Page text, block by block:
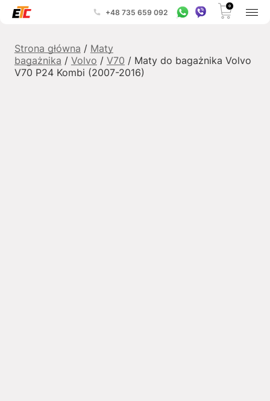
+48 735 659 092
0
Strona główna / Maty
bagażnika / Volvo / V70 / Maty do bagażnika Volvo
V70 P24 Kombi (2007-2016)